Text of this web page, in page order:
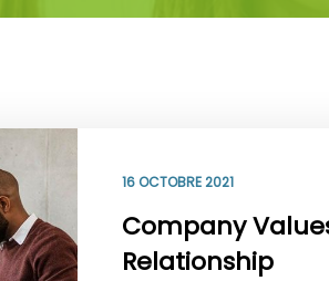
16 OCTOBRE 2021
Company
Relationship